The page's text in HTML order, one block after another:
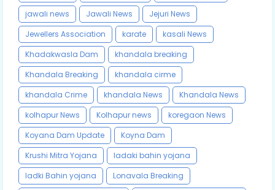
jawali news
Jawali News
Jejuri News
Jewellers Association
karate
kasali News
Khadakwasla Dam
khandala breaking
Khandala Breaking
khandala cirme
khandala Crime
khandala News
Khandala News
kolhapur News
Kolhapur news
koregaon News
Koyana Dam Update
Koyna Dam
Krushi Mitra Yojana
ladaki bahin yojana
ladki Bahin yojana
Lonavala Breaking